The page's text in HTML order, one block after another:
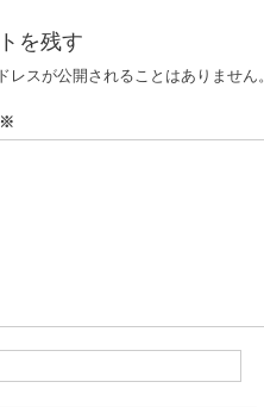
を残す
レスが公開されることはありません。
※